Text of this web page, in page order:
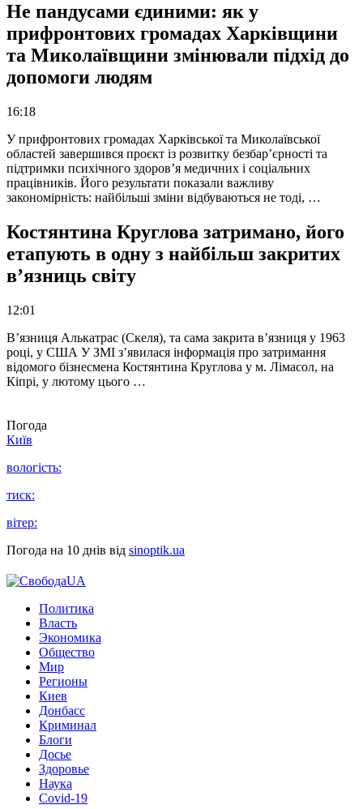
Не пандусами єдиними: як у
прифронтових громадах Харківщини
та Миколаївщини змінювали підхід до
допомоги людям
16:18
У прифронтових громадах Харківської та Миколаївської
областей завершився проєкт із розвитку безбар’єрності та
підтримки психічного здоров’я медичних і соціальних
працівників. Його результати показали важливу
закономірність: найбільші зміни відбуваються не тоді, …
Костянтина Круглова затримано, його
етапують в одну з найбільш закритих
в’язниць світу
12:01
В’язниця Алькатрас (Скеля), та сама закрита в’язниця у 1963
році, у США У ЗМІ з’явилася інформація про затримання
відомого бізнесмена Костянтина Круглова у м. Лімасол, на
Кіпрі, у лютому цього …
Погода
Київ
вологість:
тиск:
вітер:
Погода на 10 днів від sinoptik.ua
Политика
Власть
Экономика
Общество
Мир
Регионы
Киев
Донбасс
Криминал
Блоги
Досье
Здоровье
Наука
Covid-19